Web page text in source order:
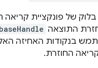
של פונקציית קריאה
התוצאה
בנקודות האחיזה
החוזרת.